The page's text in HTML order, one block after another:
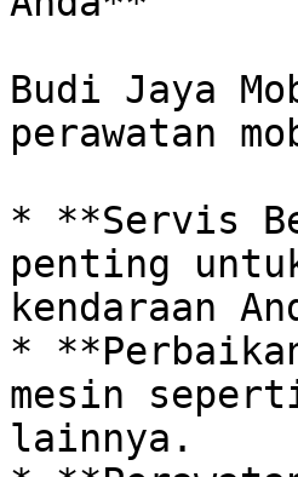
Budi Jaya
perawatan
* **Servis
penting
kendaraan
*
mesin
lainnya.